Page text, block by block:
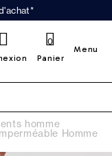
Panier
0
Menu
homme
Homme